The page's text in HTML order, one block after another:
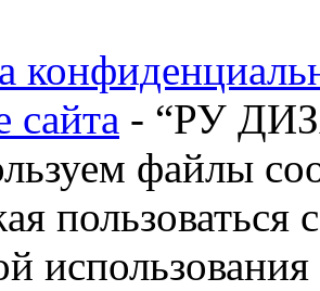
сайта - “РУ
файлы
пользоваться